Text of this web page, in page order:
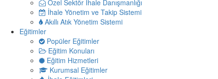
Özel Sektör İhale Danışmanlığı
İhale Yönetim ve Takip Sistemi
Akıllı Atık Yönetim Sistemi
Eğitimler
Popüler Eğitimler
Eğitim Konuları
Eğitim Hizmetleri
Kurumsal Eğitimler